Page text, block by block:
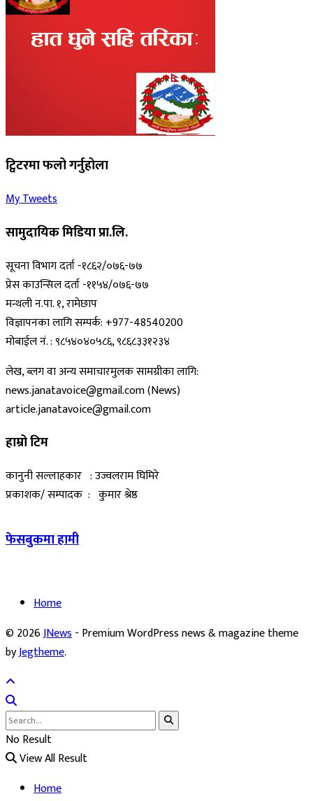
ट्विटरमा फलो गर्नुहोला
My Tweets
सामुदायिक मिडिया प्रा.लि.
सूचना विभाग दर्ता -१८६२/०७६-७७
प्रेस काउन्सिल दर्ता -११५४/०७६-७७
मन्थली न.पा. १, रामेछाप
विज्ञापनका लागि सम्पर्क: +977-48540200
मोबाईल नं. : ९८५४०४०५८६, ९८६८३३१२३४
लेख, ब्लग वा अन्य समाचारमुलक सामग्रीका लागि:
news.janatavoice@gmail.com (News)
article.janatavoice@gmail.com
हाम्रो टिम
कानुनी सल्लाहकार : उज्वलराम घिमिरे
प्रकाशक/ सम्पादक : कुमार श्रेष्ठ
फेसबुकमा हामी
Home
© 2026JNews- Premium WordPress news & magazine theme
byJegtheme.
No Result
View All Result
Home